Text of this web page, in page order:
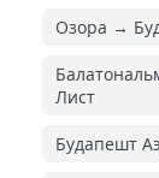
Озора →
Лист
Будапешт